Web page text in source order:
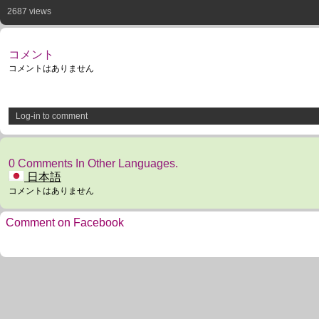
2687 views
コメント
コメントはありません
Log-in to comment
0 Comments In Other Languages.
日本語
コメントはありません
Comment on Facebook